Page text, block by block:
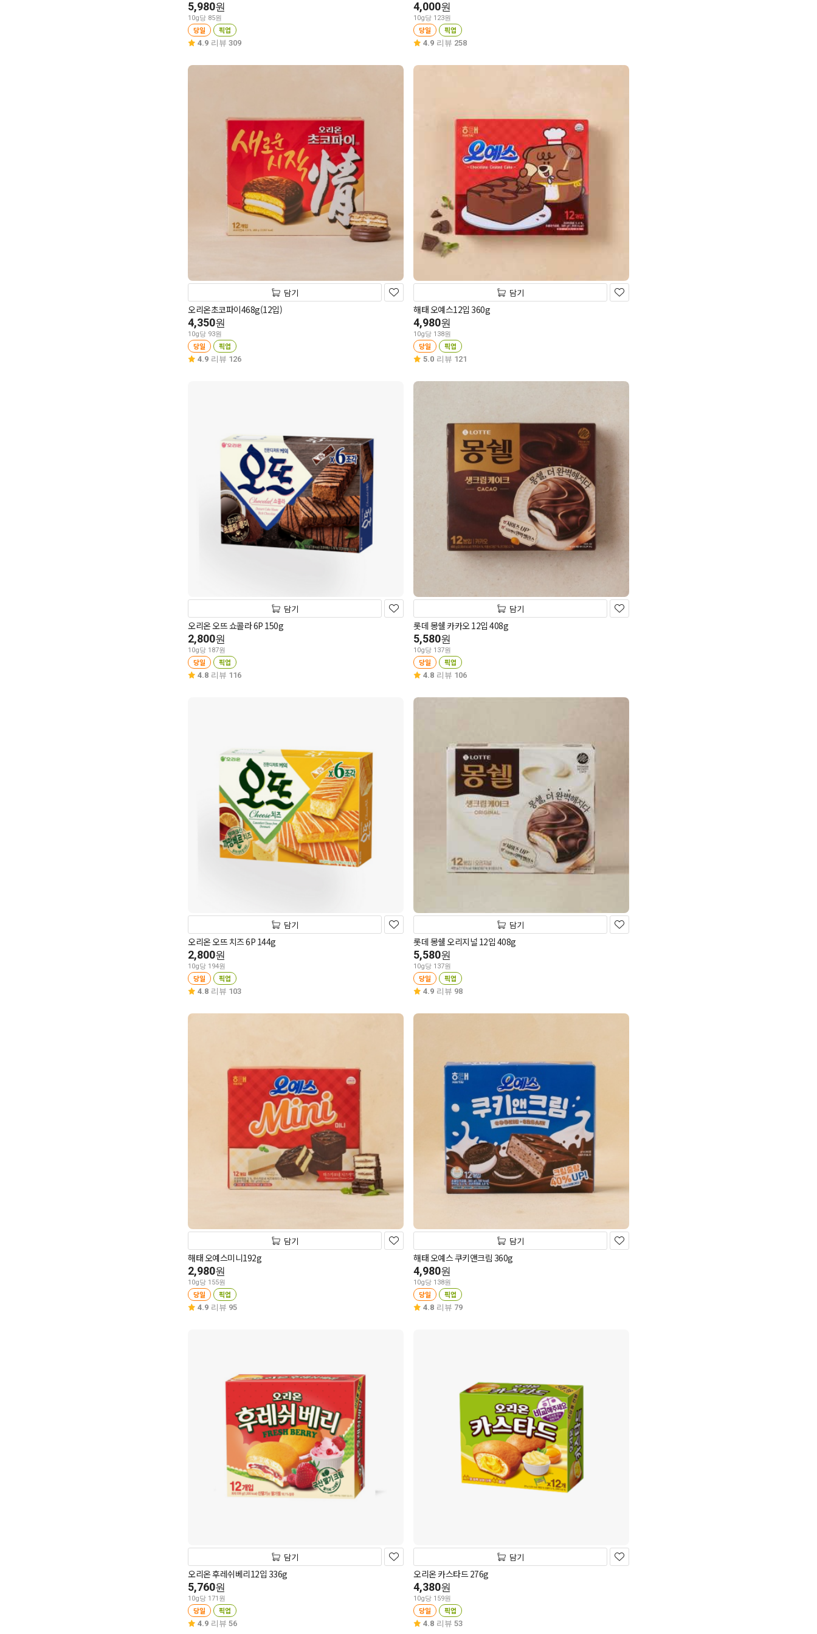
5,980원
10g당 85원
당일 픽업
4.9 리뷰 309
4,000원
10g당 123원
당일 픽업
4.9 리뷰 258
담기
오리온초코파이468g(12입)
4,350원
10g당 93원
당일 픽업
4.9 리뷰 126
담기
해태 오예스12입 360g
4,980원
10g당 138원
당일 픽업
5.0 리뷰 121
담기
오리온 오뜨 쇼콜라 6P 150g
2,800원
10g당 187원
당일 픽업
4.8 리뷰 116
담기
롯데 몽쉘 카카오 12입 408g
5,580원
10g당 137원
당일 픽업
4.8 리뷰 106
담기
오리온 오뜨 치즈 6P 144g
2,800원
10g당 194원
당일 픽업
4.8 리뷰 103
담기
롯데 몽쉘 오리지널 12입 408g
5,580원
10g당 137원
당일 픽업
4.9 리뷰 98
담기
해태 오예스미니192g
2,980원
10g당 155원
당일 픽업
4.9 리뷰 95
담기
해태 오예스 쿠키앤크림 360g
4,980원
10g당 138원
당일 픽업
4.8 리뷰 79
담기
오리온 후레쉬베리12입 336g
5,760원
10g당 171원
당일 픽업
4.9 리뷰 56
담기
오리온 카스타드 276g
4,380원
10g당 159원
당일 픽업
4.8 리뷰 53